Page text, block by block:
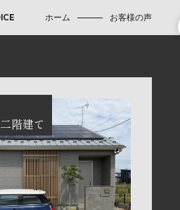
ホーム お客様の声
二階建て